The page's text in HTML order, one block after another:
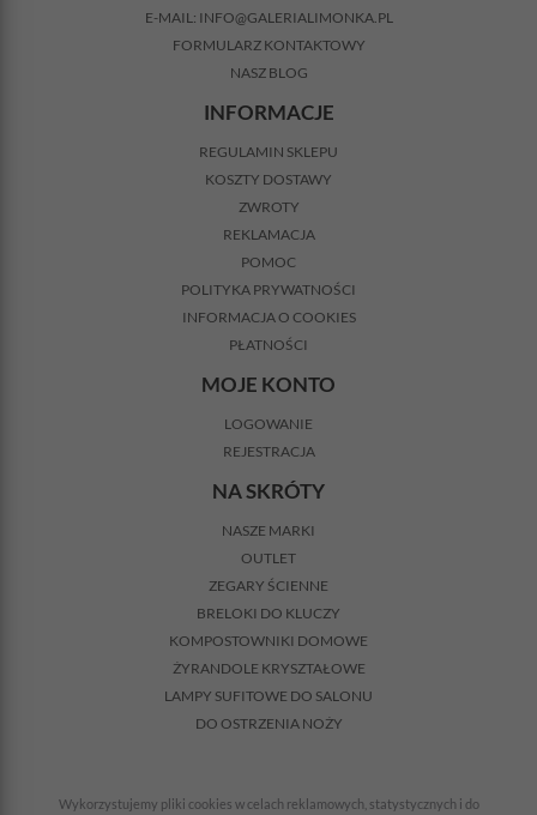
E-MAIL: INFO@GALERIALIMONKA.PL
FORMULARZ KONTAKTOWY
NASZ BLOG
INFORMACJE
REGULAMIN SKLEPU
KOSZTY DOSTAWY
ZWROTY
REKLAMACJA
POMOC
POLITYKA PRYWATNOŚCI
INFORMACJA O COOKIES
PŁATNOŚCI
MOJE KONTO
LOGOWANIE
REJESTRACJA
NA SKRÓTY
NASZE MARKI
OUTLET
ZEGARY ŚCIENNE
BRELOKI DO KLUCZY
KOMPOSTOWNIKI DOMOWE
ŻYRANDOLE KRYSZTAŁOWE
LAMPY SUFITOWE DO SALONU
DO OSTRZENIA NOŻY
Wykorzystujemy pliki cookies w celach reklamowych, statystycznych i do